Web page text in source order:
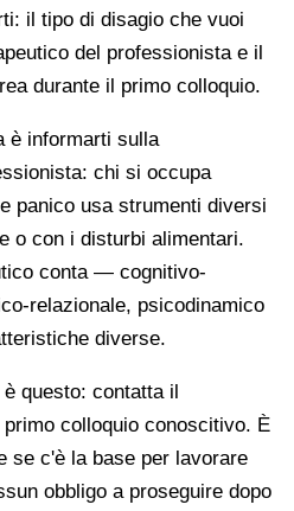
il tipo di disagio che vuoi
del professionista e il
durante il primo colloquio.
è informarti sulla
chi si occupa
panico usa strumenti diversi
o con i disturbi alimentari.
conta — cognitivo-
relazionale, psicodinamico
diverse.
questo: contatta il
colloquio conoscitivo. È
se c'è la base per lavorare
obbligo a proseguire dopo